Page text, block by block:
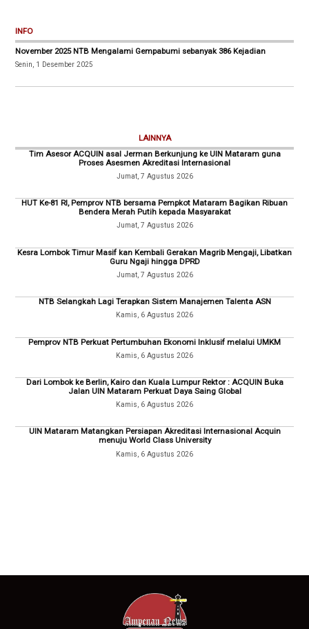
INFO
November 2025 NTB Mengalami Gempabumi sebanyak 386 Kejadian
Senin, 1 Desember 2025
LAINNYA
Tim Asesor ACQUIN asal Jerman Berkunjung ke UIN Mataram guna
Proses Asesmen Akreditasi Internasional
Jumat, 7 Agustus 2026
HUT Ke-81 RI, Pemprov NTB bersama Pempkot Mataram Bagikan Ribuan
Bendera Merah Putih kepada Masyarakat
Jumat, 7 Agustus 2026
Kesra Lombok Timur Masif kan Kembali Gerakan Magrib Mengaji, Libatkan
Guru Ngaji hingga DPRD
Jumat, 7 Agustus 2026
NTB Selangkah Lagi Terapkan Sistem Manajemen Talenta ASN
Kamis, 6 Agustus 2026
Pemprov NTB Perkuat Pertumbuhan Ekonomi Inklusif melalui UMKM
Kamis, 6 Agustus 2026
Dari Lombok ke Berlin, Kairo dan Kuala Lumpur Rektor : ACQUIN Buka
Jalan UIN Mataram Perkuat Daya Saing Global
Kamis, 6 Agustus 2026
UIN Mataram Matangkan Persiapan Akreditasi Internasional Acquin
menuju World Class University
Kamis, 6 Agustus 2026